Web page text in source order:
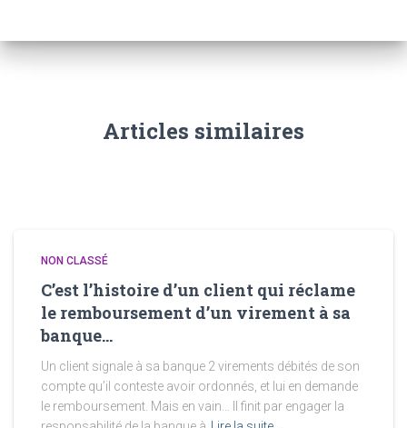
Articles similaires
NON CLASSÉ
C’est l’histoire d’un client qui réclame
le remboursement d’un virement à sa
banque…
Un client signale à sa banque 2 virements débités de son
compte qu’il conteste avoir ordonnés, et lui en demande
le remboursement. Mais en vain… Il finit par engager la